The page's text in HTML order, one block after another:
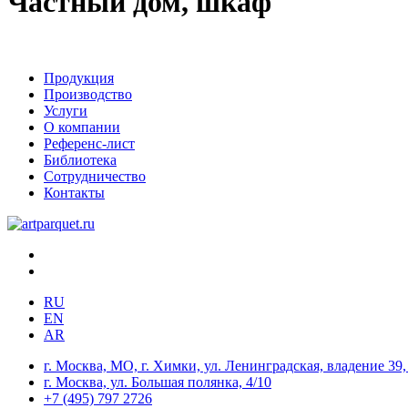
Продукция
Производство
Услуги
О компании
Референс-лист
Библиотека
Сотрудничество
Контакты
RU
EN
AR
г. Москва, МО, г. Химки, ул. Ленинградская, владение 39,
г. Москва, ул. Большая полянка, 4/10
+7 (495) 797 2726